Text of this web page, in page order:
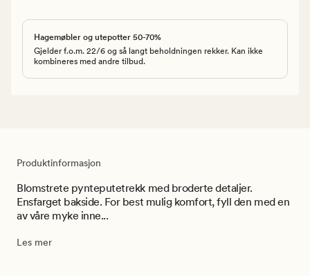
Hagemøbler og utepotter 50-70%
Gjelder f.o.m. 22/6 og så langt beholdningen rekker. Kan ikke
kombineres med andre tilbud.
Produktinformasjon
Blomstrete pynteputetrekk med broderte detaljer.
Ensfarget bakside. For best mulig komfort, fyll den med en
av våre myke inne...
Les mer